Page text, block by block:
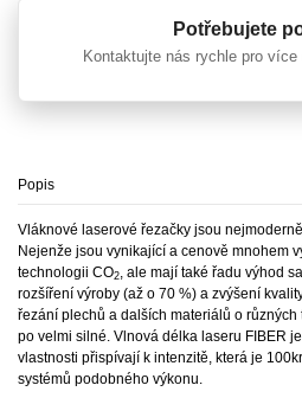
Potřebujete
Kontaktujte nás rychle pro více
Popis
Vláknové laserové řezačky jsou
Nejenže jsou vynikající a cenově mnohem
technologii CO2, ale mají také řadu výhod
rozšíření výroby (až o 70 %) a zvýšení
řezání plechů a dalších materiálů o
po velmi silné. Vlnová délka laseru FIBER
vlastnosti přispívají k intenzitě, která je
systémů podobného výkonu.